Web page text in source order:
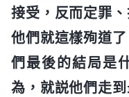
接受，反而定罪
他們就這樣殉道
們最後的結局是
為，就説他們走